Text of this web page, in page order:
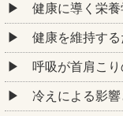
健康に導く栄養
健康を維持する
呼吸が首肩こ
冷えによる影響